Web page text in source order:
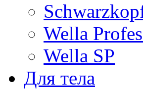
Wella
Wella SP
Для тела